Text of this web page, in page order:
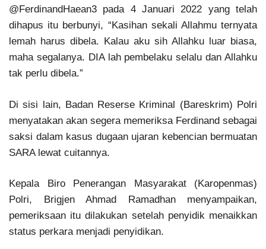
@FerdinandHaean3 pada 4 Januari 2022 yang telah
dihapus itu berbunyi, “Kasihan sekali Allahmu ternyata
lemah harus dibela. Kalau aku sih Allahku luar biasa,
maha segalanya. DIA lah pembelaku selalu dan Allahku
tak perlu dibela.”
Di sisi lain, Badan Reserse Kriminal (Bareskrim) Polri
menyatakan akan segera memeriksa Ferdinand sebagai
saksi dalam kasus dugaan ujaran kebencian bermuatan
SARA lewat cuitannya.
Kepala Biro Penerangan Masyarakat (Karopenmas)
Polri, Brigjen Ahmad Ramadhan menyampaikan,
pemeriksaan itu dilakukan setelah penyidik menaikkan
status perkara menjadi penyidikan.